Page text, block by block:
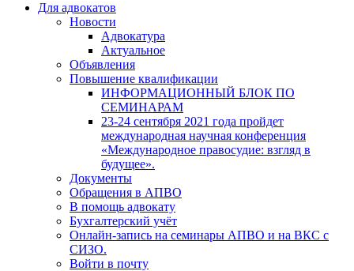
Для адвокатов
Новости
Адвокатура
Актуальное
Объявления
Повышение квалификации
ИНФОРМАЦИОННЫЙ БЛОК ПО
СЕМИНАРАМ
23-24 сентября 2021 года пройдет
международная научная конференция
«Международное правосудие: взгляд в
будущее».
Документы
Обращения в АПВО
В помощь адвокату
Бухгалтерский учёт
Онлайн-запись на семинары АПВО и на ВКС с
СИЗО.
Войти в почту